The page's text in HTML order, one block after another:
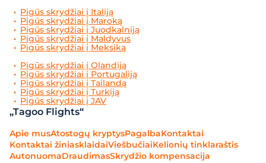
Pigūs skrydžiai į Italiją
Pigūs skrydžiai į Maroką
Pigūs skrydžiai į Juodkalniją
Pigūs skrydžiai į Maldyvus
Pigūs skrydžiai į Meksiką
Pigūs skrydžiai į Olandiją
Pigūs skrydžiai į Portugaliją
Pigūs skrydžiai į Tailandą
Pigūs skrydžiai į Turkiją
Pigūs skrydžiai į JAV
„Tagoo Flights“
Apie musAtostogų kryptysPagalbaKontaktai
Kontaktai žiniasklaidaiViešbučiaiKelionių tinklaraštis
AutonuomaDraudimasSkrydžio kompensacija